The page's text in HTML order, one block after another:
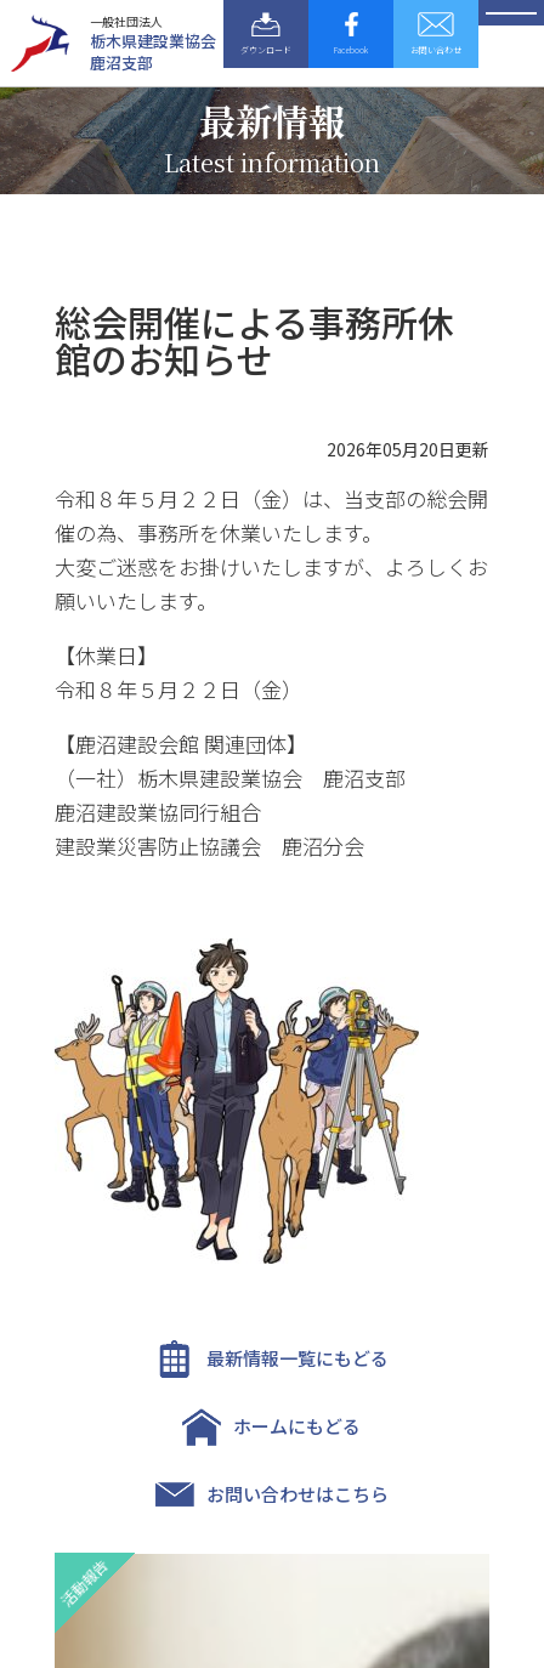
一般社団法人
栃木県建設業協会
鹿沼支部
ダウンロード Facebook お問い合わせ
最新情報
Latest information
総会開催による事務所休
館のお知らせ
2026年05月20日更新
令和８年５月２２日（金）は、当支部の総会開
催の為、事務所を休業いたします。
大変ご迷惑をお掛けいたしますが、よろしくお
願いいたします。
【休業日】
令和８年５月２２日（金）
【鹿沼建設会館 関連団体】
（一社）栃木県建設業協会 鹿沼支部
鹿沼建設業協同行組合
建設業災害防止協議会 鹿沼分会
最新情報一覧にもどる
ホームにもどる
お問い合わせはこちら
活動報告